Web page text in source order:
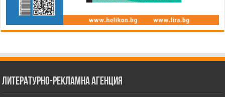
Литературно-рекламна агенция